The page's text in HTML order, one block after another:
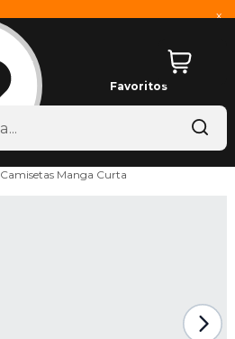
x
Favoritos
Camisetas Manga Curta